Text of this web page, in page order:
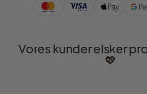
Vores kunder elsker
💖